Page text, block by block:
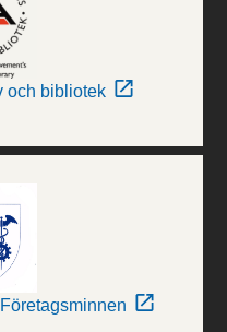
och bibliotek